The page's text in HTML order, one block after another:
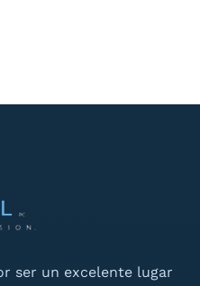
ser un excelente lugar